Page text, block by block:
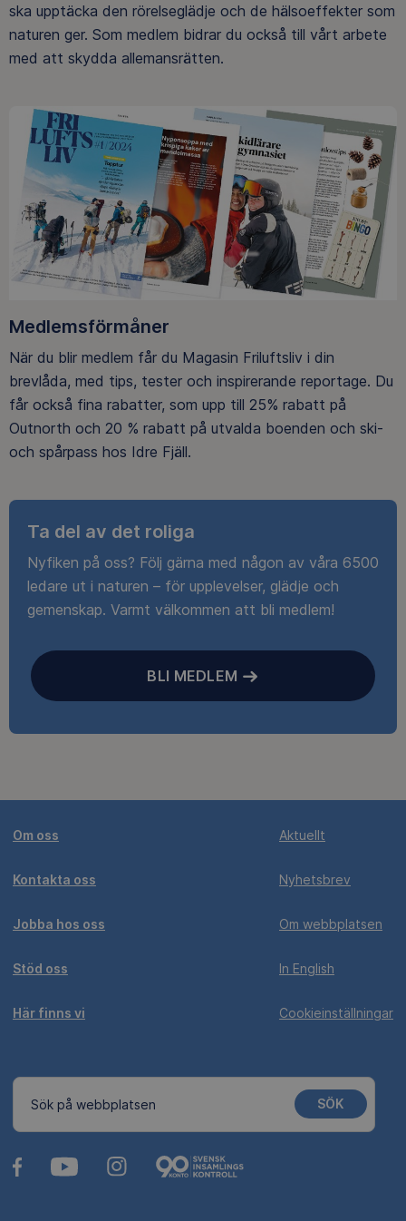
ska upptäcka den rörelseglädje och de hälsoeffekter som
naturen ger. Som medlem bidrar du också till vårt arbete
med att skydda allemansrätten.
Medlemsförmåner
När du blir medlem får du Magasin Friluftsliv i din
brevlåda, med tips, tester och inspirerande reportage. Du
får också fina rabatter, som upp till 25% rabatt på
Outnorth och 20 % rabatt på utvalda boenden och ski-
och spårpass hos Idre Fjäll.
Ta del av det roliga
Nyfiken på oss? Följ gärna med någon av våra 6500
ledare ut i naturen – för upplevelser, glädje och
gemenskap. Varmt välkommen att bli medlem!
BLI MEDLEM
Om oss
Kontakta oss
Jobba hos oss
Stöd oss
Här finns vi
Aktuellt
Nyhetsbrev
Om webbplatsen
In English
Cookieinställningar
Sök på webbplatsen SÖK